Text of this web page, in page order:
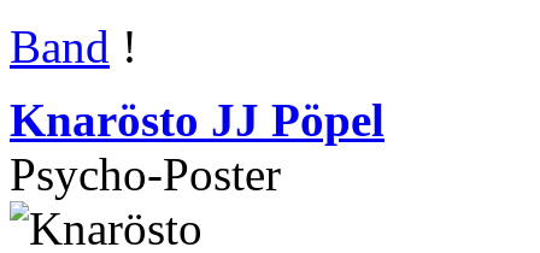
Band !
Knarösto JJ Pöpel
Psycho-Poster